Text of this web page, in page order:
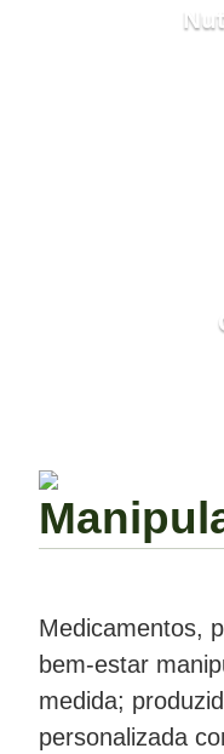
Medicamentos,
bem-estar
medida;
personalizada